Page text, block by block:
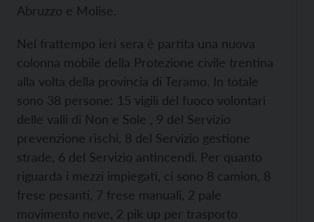
Abruzzo e Molise.
Nel frattempo ieri sera è partita una nuova
colonna mobile della Protezione civile trentina
alla volta della provincia di Teramo. In totale
sono 38 persone: 15 vigili del fuoco volontari
delle valli di Non e Sole , 9 del Servizio
prevenzione rischi, 8 del Servizio gestione
strade, 6 del Servizio antincendi. Per quanto
riguarda i mezzi impiegati, ci sono 8 camion, 8
frese pesanti, 7 frese manuali, 2 pale
movimento neve, 2 pik up per trasporto